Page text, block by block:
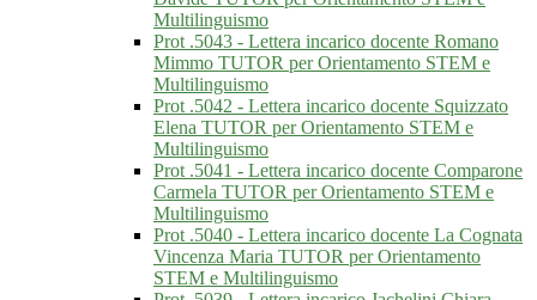
Multilinguismo
Prot .5043 - Lettera incarico docente Romano
Mimmo TUTOR per Orientamento STEM e
Multilinguismo
Prot .5042 - Lettera incarico docente Squizzato
Elena TUTOR per Orientamento STEM e
Multilinguismo
Prot .5041 - Lettera incarico docente Comparone
Carmela TUTOR per Orientamento STEM e
Multilinguismo
Prot .5040 - Lettera incarico docente La Cognata
Vincenza Maria TUTOR per Orientamento
STEM e Multilinguismo